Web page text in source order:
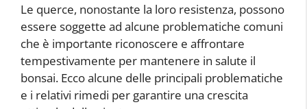
Le querce, nonostante la loro resistenza, possono
essere soggette ad alcune problematiche comuni
che è importante riconoscere e affrontare
tempestivamente per mantenere in salute il
bonsai. Ecco alcune delle principali problematiche
e i relativi rimedi per garantire una crescita